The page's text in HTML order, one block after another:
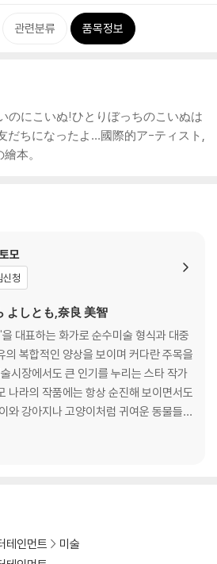
관련분류 품목정보
のにこいぬ!ひとりぼっちのこいぬは
だちになったよ…國際的ア-ティスト,
本。
모
신청
しとも,奈良 美智
대표하는 화가로 순수미술 형식과 대중
의 복합적인 양상을 보이며 커다란 주목을
시장에서도 큰 인기를 누리는 스타 작가
나라의 작품에는 항상 순진해 보이면서도
와 강아지나 고양이처럼 귀여운 동물들이
서 그는 우리 내면에 감춰진 두려움과 고
을 미묘하게 포착해내고 있다. 1959
테인먼트
미술